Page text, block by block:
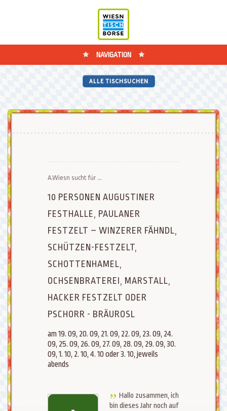
NAVIGATION
ALLE TISCHSUCHEN
A.Wiesn sucht für ...
10 PERSONEN AUGUSTINER
FESTHALLE, PAULANER
FESTZELT – WINZERER FÄHNDL,
SCHÜTZEN-FESTZELT,
SCHOTTENHAMEL,
OCHSENBRATEREI, MARSTALL,
HACKER FESTZELT ODER
PSCHORR - BRÄUROSL
am 19. 09, 20. 09, 21. 09, 22. 09, 23. 09, 24.
09, 25. 09, 26. 09, 27. 09, 28. 09, 29. 09, 30.
09, 1. 10, 2. 10, 4. 10 oder 3. 10, jeweils
abends
Hallo zusammen, ich
bin dieses Jahr noch auf